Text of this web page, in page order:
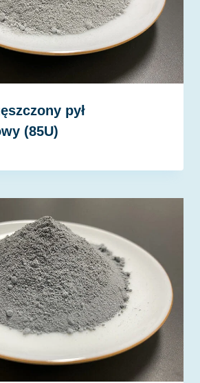
pył
(85U)